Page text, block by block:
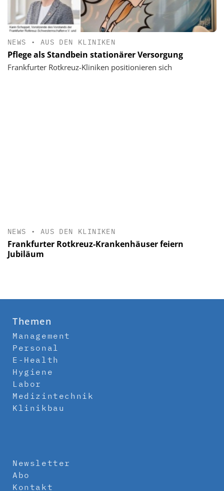
NEWS • AUS DEN KLINIKEN
Pflege als Standbein stationärer Versorgung
Frankfurter Rotkreuz-Kliniken positionieren sich
NEWS • AUS DEN KLINIKEN
Frankfurter Rotkreuz-Krankenhäuser feiern
Jubiläum
Themen
Management
Personal
E-Health
Hygiene
Labor
Medizintechnik
Klinikbau
Newsletter
Abo
Kontakt